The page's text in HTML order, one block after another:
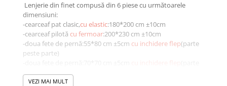
Lenjerie din finet compusă din 6 piese cu următoarele
dimensiuni:
-cearceaf pat clasic,cu elastic:180*200 cm ±10cm
-cearceaf pilotă cu fermoar:200*230 cm ±10cm
-doua fete de pernă:55*80 cm ±5cm cu inchidere flep(parte
peste parte)
peste parte)
VEZI MAI MULT